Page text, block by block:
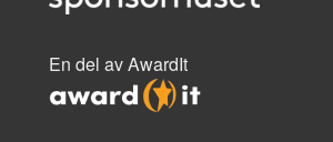
En del av AwardIt